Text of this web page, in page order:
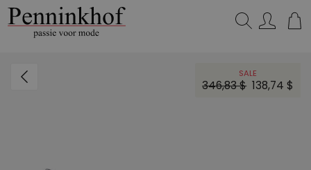
SALE
346,83 $ 138,74 $